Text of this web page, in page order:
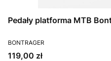
Pedały platforma MTB
PRODUCENT
BONTRAGER
Cena
119,00 zł